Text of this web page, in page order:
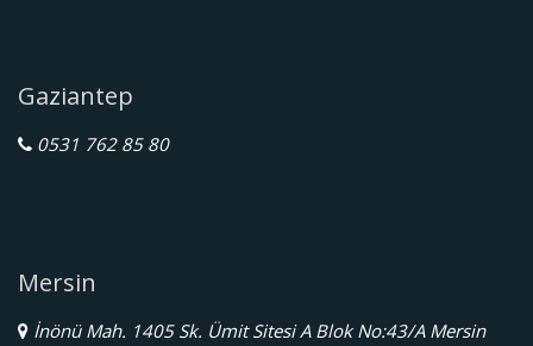
Gaziantep
0531 762 85 80
Mersin
İnönü Mah. 1405 Sk. Ümit Sitesi A Blok No:43/A Mersin